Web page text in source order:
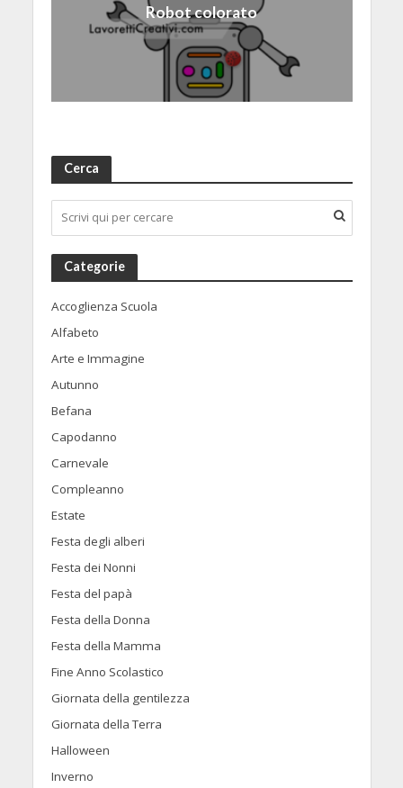
Robot colorato
Cerca
Categorie
Accoglienza Scuola
Alfabeto
Arte e Immagine
Autunno
Befana
Capodanno
Carnevale
Compleanno
Estate
Festa degli alberi
Festa dei Nonni
Festa del papà
Festa della Donna
Festa della Mamma
Fine Anno Scolastico
Giornata della gentilezza
Giornata della Terra
Halloween
Inverno